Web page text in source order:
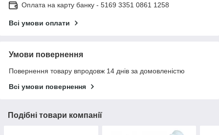
Оплата на карту банку - 5169 3351 0861 1258
Всі умови оплати
Умови повернення
Повернення товару впродовж 14 днів за домовленістю
Всі умови повернення
Подібні товари компанії